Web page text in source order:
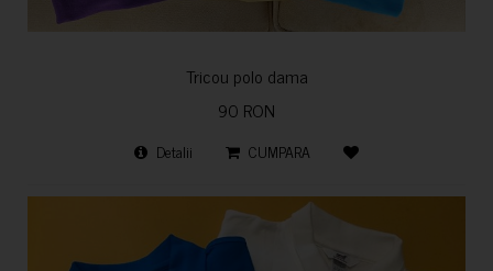
Tricou polo dama
90 RON
Detalii CUMPARA